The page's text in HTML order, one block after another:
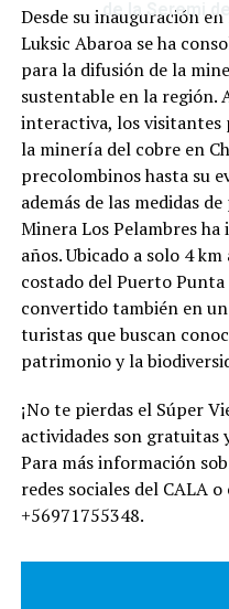
de la Seremi
Desde su inauguración
Luksic Abaroa se ha
para la difusión de la
sustentable en la región.
interactiva, los visitantes
la minería del cobre en
precolombinos hasta su
además de las medidas
Minera Los Pelambres
años. Ubicado a solo 4
costado del Puerto Punta
convertido también en
turistas que buscan
patrimonio y la
¡No te pierdas el Súper
actividades son gratuitas
Para más información
redes sociales del CALA
+56971755348.